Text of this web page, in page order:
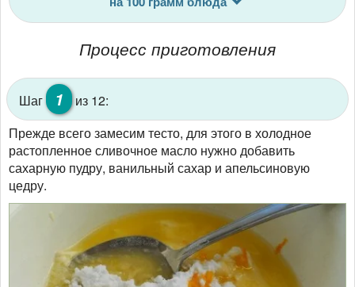
Процесс приготовления
Шаг 1
из 12:
Прежде всего замесим тесто, для этого в холодное
растопленное сливочное масло нужно добавить
сахарную пудру, ванильный сахар и апельсиновую
цедру.